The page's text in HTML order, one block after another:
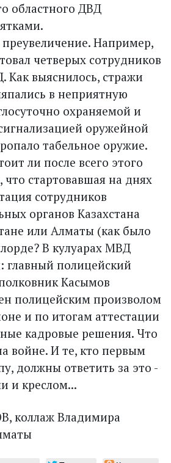
областного ДВД
Например,
четверых сотрудников
Как выяснилось, стражи
в неприятную
охраняемой и
оружейной
табельное оружие.
ли после всего этого
что стартовавшая на днях
сотрудников
органов Казахстана
или Алматы (как было
В кулуарах МВД
главный полицейский
Касымов
полицейским произволом
и по итогам аттестации
кадровые решения. Что
войне. И те, кто первым
должны ответить за это -
и креслом...
коллаж Владимира